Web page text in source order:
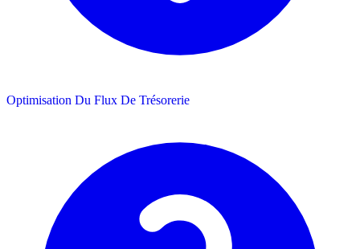
Optimisation Du Flux De Trésorerie